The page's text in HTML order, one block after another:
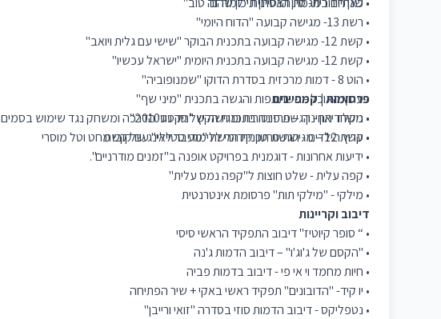
• רשת 13- מגישה קבועה "הדוח היומי"
• קשת 12- מגישה קבועה בתכנית הבוקר "שישי עם גלית ויואב"
• קשת 12- מגישה קבועה בתכנית היומית "ישראל עכשיו"
• הוט 8 - דמות מרכזית בסדרת הדוקו "שמנופוביה"
• ערוץ האוכל - השתתפות והגשה בתכנית "מיני שף"
• ניקלודיאון - הגשת פינה בתכנית הקיץ "ניק נט2010"
• ערוץ הילדים - הגשת תכנית הרשת "מעבר לאי" עם קובי מחט וטל מוסרי
פרסומות | קמפיינים
• משרד החינוך – פרזנטורית ומגישה של סרטוני הדרכה ומשחק נגד שימוש בסמים
• קשת 12 – מגישת סרטון קידומי ללימודי סטיילינג של קשת
• ידיעות אחרונות - דוגמנית בפרויקט אופנה ב"זמנים מודרניים".
• קפה עלית - שלט חוצות ל"קפה נמס עלית"
• מילקי - "מילקי תות" פרסומת אינטרנטית
דיבוב וקריינות
• “ סופר קיוטיז" דיבוב התפקיד הראשי סיסי
• "הקסם של ג'וג'ו" – דיבוב הדמות ג'נה
• חיות מחמד וי אי פי - דיבוב בדמות פביה
• יו קיד- "הדובונים" תפקיד ראשי באקי + שיר הפתיחה
• נטפליקס - דיבוב הדמות סוזי בסדרה "זואי ורייבן"